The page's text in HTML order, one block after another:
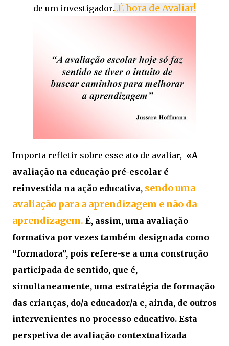
de um investigador...É hora de Avaliar!
Importa refletir sobre esse ato de avaliar, «A
avaliação na educação pré-escolar é
reinvestida na ação educativa, sendo uma
avaliação para a aprendizagem e não da
aprendizagem. É, assim, uma avaliação
formativa por vezes também designada como
“formadora”, pois refere-se a uma construção
participada de sentido, que é,
simultaneamente, uma estratégia de formação
das crianças, do/a educador/a e, ainda, de outros
intervenientes no processo educativo. Esta
perspetiva de avaliação contextualizada